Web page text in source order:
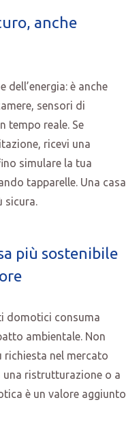
anche
è anche
sensori di
tempo reale. Se
ricevi una
simulare la tua
tapparelle. Una casa
sicura.
più sostenibile
domotici consuma
ambientale. Non
richiesta nel mercato
una ristrutturazione o a
è un valore aggiunto